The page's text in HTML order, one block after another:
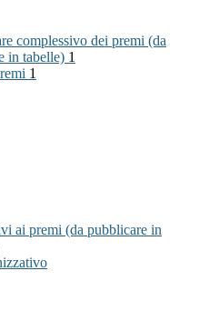
complessivo dei premi (da
in tabelle) 1
1
ai premi (da pubblicare in